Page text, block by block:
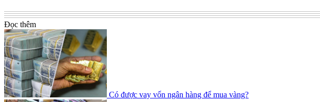
Đọc thêm
Có được vay vốn ngân hàng để mua vàng?